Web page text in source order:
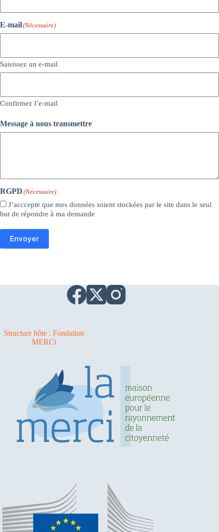
E-mail(Nécessaire)
Saisissez un e-mail
Confirmez l’e-mail
Message à nous transmettre
RGPD (Nécessaire)
J’acccepte que mes données soient stockées par le site dans le seul
but de répondre à ma demande
Envoyer
Structure hôte : Fondation
MERCi